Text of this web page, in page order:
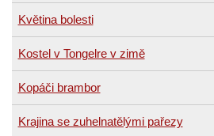
Květina bolesti
Kostel v Tongelre v zimě
Kopáči brambor
Krajina se zuhelnatělými pařezy